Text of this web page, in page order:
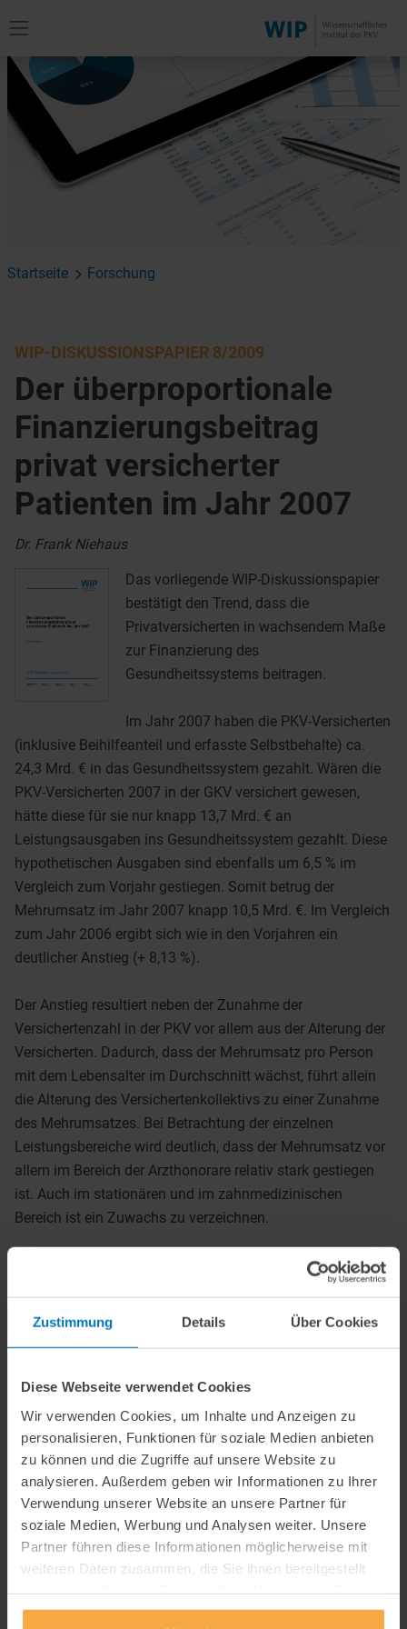
Zustimmung Details Über Cookies
Diese Webseite verwendet Cookies
Wir verwenden Cookies, um Inhalte und Anzeigen zu
personalisieren, Funktionen für soziale Medien anbieten
zu können und die Zugriffe auf unsere Website zu
analysieren. Außerdem geben wir Informationen zu Ihrer
Verwendung unserer Website an unsere Partner für
soziale Medien, Werbung und Analysen weiter. Unsere
Partner führen diese Informationen möglicherweise mit
weiteren Daten zusammen, die Sie ihnen bereitgestellt
gesammelt haben.
Startseite Forschung
Der überproportionale
Finanzierungsbeitrag
privat versicherter
Patienten im Jahr 2007
WIP-DISKUSSIONSPAPIER 8/2009
Dr. Frank Niehaus
Das vorliegende WIP-Diskussionspapier
bestätigt den Trend, dass die
Privatversicherten in wachsendem Maße
zur Finanzierung des
Gesundheitssystems beitragen.
Im Jahr 2007 haben die PKV-Versicherten
(inklusive Beihilfeanteil und erfasste Selbstbehalte) ca.
24,3 Mrd. € in das Gesundheitssystem gezahlt. Wären die
PKV-Versicherten 2007 in der GKV versichert gewesen,
hätte diese für sie nur knapp 13,7 Mrd. € an
Leistungsausgaben ins Gesundheitssystem gezahlt. Diese
hypothetischen Ausgaben sind ebenfalls um 6,5 % im
Vergleich zum Vorjahr gestiegen. Somit betrug der
Mehrumsatz im Jahr 2007 knapp 10,5 Mrd. €. Im Vergleich
zum Jahr 2006 ergibt sich wie in den Vorjahren ein
deutlicher Anstieg (+ 8,13 %).
Der Anstieg resultiert neben der Zunahme der
Versichertenzahl in der PKV vor allem aus der Alterung der
Versicherten. Dadurch, dass der Mehrumsatz pro Person
mit dem Lebensalter im Durchschnitt wächst, führt allein
die Alterung des Versichertenkollektivs zu einer Zunahme
des Mehrumsatzes. Bei Betrachtung der einzelnen
Leistungsbereiche wird deutlich, dass der Mehrumsatz vor
allem im Bereich der Arzthonorare relativ stark gestiegen
ist. Auch im stationären und im zahnmedizinischen
Bereich ist ein Zuwachs zu verzeichnen.
Mehrumsatzanteil im ärztlichen Honorarbereich weiter
erhöht hat. Damit profitieren die Ärzte auch im Jahr 2007
DOWNLOAD269 KB
Weitere Informationen
Alle Forschungsbereiche
Arzneimittelversorgung
Ärztliche Vergütung